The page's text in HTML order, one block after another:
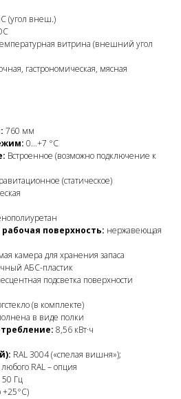
(угол внеш.)
витрина (внешний угол
гастрономическая, мясная
760 мм
0…+7 °C
Встроенное (возможно подключение к
(статическое)
поверхность: нержавеющая
камера для хранения запаса
АБС-пластик
подсветка поверхности
(в комплекте)
в виде полки
8,56 кВт·ч
RAL 3004 («спелая вишня»);
RAL – опция
Гц
+25°C)